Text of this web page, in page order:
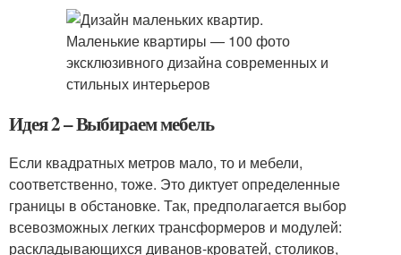
Идея 2 – Выбираем мебель
Если квадратных метров мало, то и мебели,
соответственно, тоже. Это диктует определенные
границы в обстановке. Так, предполагается выбор
всевозможных легких трансформеров и модулей:
раскладывающихся диванов-кроватей, столиков,